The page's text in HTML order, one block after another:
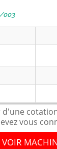
003
vous